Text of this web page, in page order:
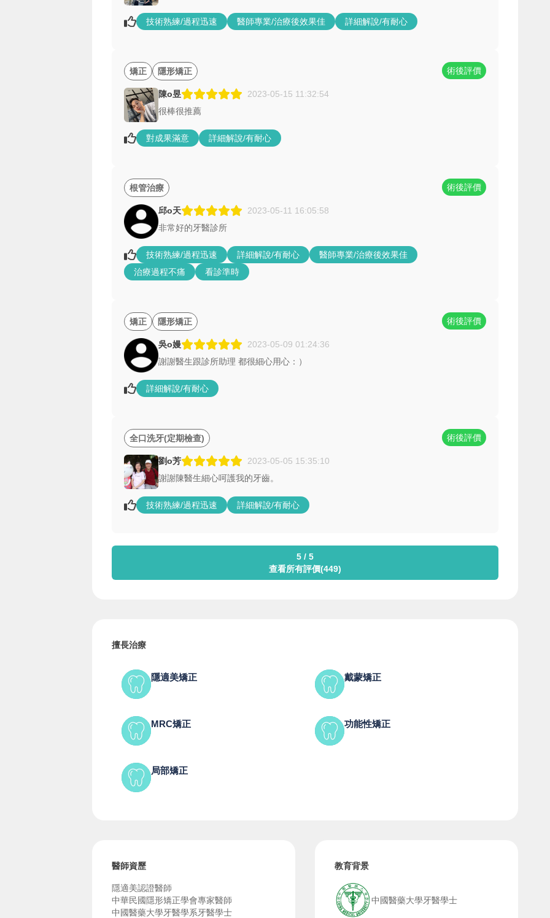
技術熟練/過程迅速 醫師專業/治療後效果佳 詳細解說/有耐心
矯正 隱形矯正 術後評價
陳o昱
2023-05-15 11:32:54
很棒很推薦
對成果滿意 詳細解說/有耐心
根管治療 術後評價
邱o天
2023-05-11 16:05:58
非常好的牙醫診所
技術熟練/過程迅速 詳細解說/有耐心
醫師專業/治療後效果佳
治療過程不痛
看診準時
矯正 隱形矯正 術後評價
吳o嫚
2023-05-09 01:24:36
謝謝醫生跟診所助理 都很細心用心：）
詳細解說/有耐心
全口洗牙(定期檢查) 術後評價
劉o芳
2023-05-05 15:35:10
謝謝陳醫生細心呵護我的牙齒。
技術熟練/過程迅速 詳細解說/有耐心
5 / 5
查看所有評價(449)
擅長治療
隱適美矯正 戴蒙矯正
MRC矯正 功能性矯正
局部矯正
醫師資歷
隱適美認證醫師
中華民國隱形矯正學會專家醫師
中國醫藥大學牙醫學系牙醫學士
教育背景
中國醫藥大學牙醫學士